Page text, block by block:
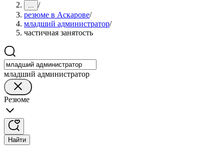
... /
резюме в Аскарове/
младший администратор/
частичная занятость
младший администратор
Резюме
Найти